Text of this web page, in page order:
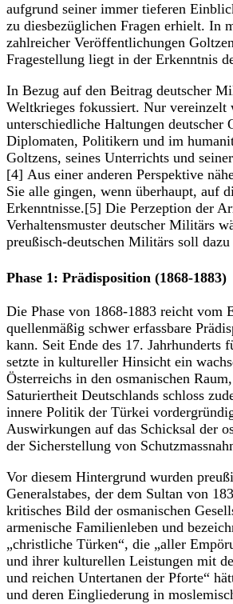
aufgrund seiner immer tieferen
zu diesbezüglichen Fragen erhielt. In
zahlreicher Veröffentlichungen
Fragestellung liegt in der Erkenntnis
In Bezug auf den Beitrag deutscher
Weltkrieges fokussiert. Nur vereinzelt
unterschiedliche Haltungen
Diplomaten, Politikern und im
Goltzens, seines Unterrichts und
[4] Aus einer anderen Perspektive
Sie alle gingen, wenn überhaupt, auf
Erkenntnisse.[5] Die Perzeption der
Verhaltensmuster deutscher Militärs
preußisch-deutschen Militärs soll dazu
Phase 1: Prädisposition (1868-1883)
Die Phase von 1868-1883 reicht vom
quellenmäßig schwer erfassbare
kann. Seit Ende des 17.
setzte in kultureller Hinsicht ein
Österreichs in den osmanischen
Saturiertheit Deutschlands schloss
innere Politik der Türkei
Auswirkungen auf das Schicksal der
der Sicherstellung von
Vor diesem Hintergrund wurden
Generalstabes, der dem Sultan von
kritisches Bild der osmanischen
armenische Familienleben und
„christliche Türken“, die „aller
und ihrer kulturellen Leistungen mit
und reichen Untertanen der Pforte“
und deren Eingliederung in